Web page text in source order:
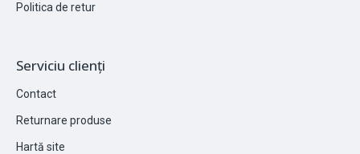
Politica de retur
Serviciu clienți
Contact
Returnare produse
Hartă site